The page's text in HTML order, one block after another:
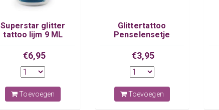
Superstar glitter
tattoo lijm 9 ML
€6,95
Toevoegen
Glittertattoo
Penselensetje
€3,95
Toevoegen